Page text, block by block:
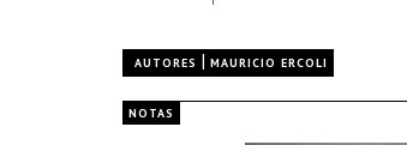
AUTORES | MAURICIO ERCOLI
NOTAS